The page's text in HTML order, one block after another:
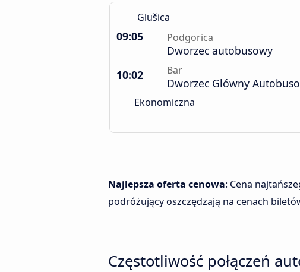
Glušica
09:05 Podgorica
Dworzec autobusowy
10:02
Bar
Dworzec Glówny
Ekonomiczna
Najlepsza oferta cenowa: Cena
podróżujący oszczędzają na cenach
Częstotliwość połączeń